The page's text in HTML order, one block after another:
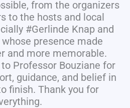
from the organizers
to the hosts and local
#Gerlinde Knap and
presence made
and more memorable.
Professor Bouziane for
guidance, and belief in
finish. Thank you for